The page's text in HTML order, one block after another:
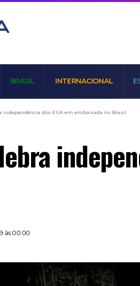
BRASIL INTERNACIONAL
independência dos EUA em embaixada no Brasil
às 00:00